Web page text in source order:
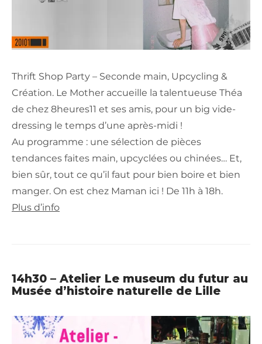
Thrift Shop Party – Seconde main, Upcycling &
Création. Le Mother accueille la talentueuse Théa
de chez 8heures11 et ses amis, pour un big vide-
dressing le temps d’une après-midi !
Au programme : une sélection de pièces
tendances faites main, upcyclées ou chinées… Et,
bien sûr, tout ce qu’il faut pour bien boire et bien
manger. On est chez Maman ici ! De 11h à 18h.
Plus d’info
14h30 – Atelier Le museum du futur au
Musée d’histoire naturelle de Lille